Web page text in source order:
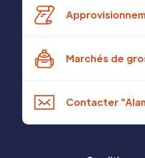
Marchés de
Contacter